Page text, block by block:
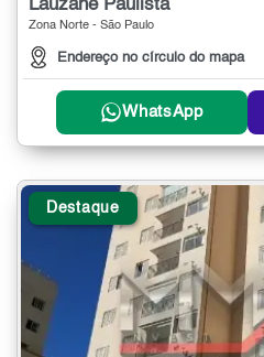
Lauzane Paulista
Zona Norte - São Paulo
Endereço no círculo do mapa
WhatsApp
Destaque